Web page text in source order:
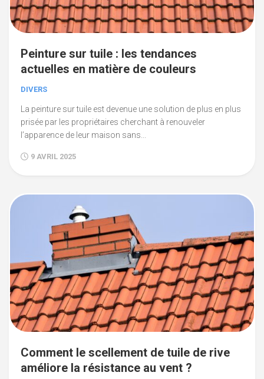
Peinture sur tuile : les tendances
actuelles en matière de couleurs
DIVERS
La peinture sur tuile est devenue une solution de plus en plus
prisée par les propriétaires cherchant à renouveler
l’apparence de leur maison sans...
9 AVRIL 2025
Comment le scellement de tuile de rive
améliore la résistance au vent ?